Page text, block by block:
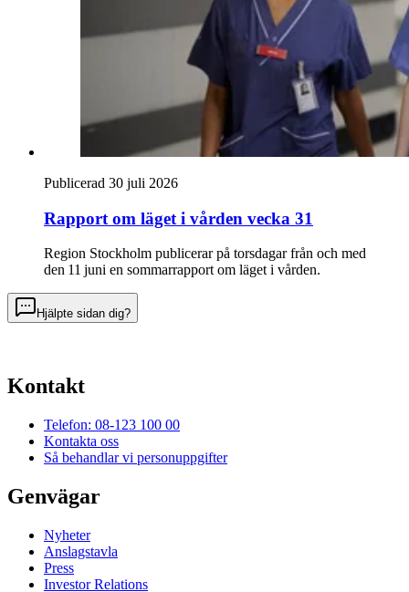
Publicerad 30 juli 2026
Rapport om läget i vården vecka 31
Region Stockholm publicerar på torsdagar från och med
den 11 juni en sommarrapport om läget i vården.
Hjälpte sidan dig?
Kontakt
Telefon: 08-123 100 00
Kontakta oss
Så behandlar vi personuppgifter
Genvägar
Nyheter
Anslagstavla
Press
Investor Relations